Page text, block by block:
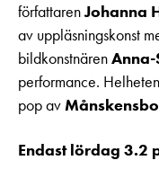
författarenJohanna
av uppläsningskonst
bildkonstnären
performance.
pop av
Endast lördag 3.2